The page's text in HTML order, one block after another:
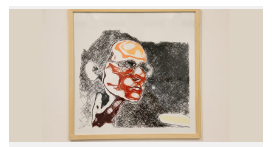
Bolsa Empreendedorismo
Bolsa Startup USP
PGI-USP
Conexão USP
Conexão Inter-USP
Leis e Normas